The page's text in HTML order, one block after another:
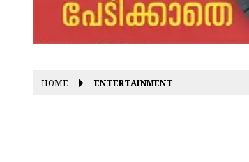
HOME ENTERTAINMENT